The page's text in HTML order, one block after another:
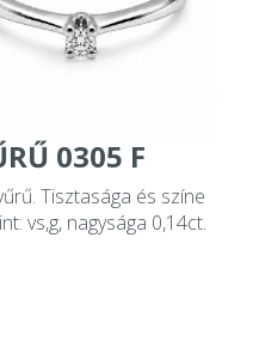
0305 F
Tisztasága és színe
vs,g, nagysága 0,14ct.